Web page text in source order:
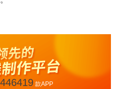
款APP